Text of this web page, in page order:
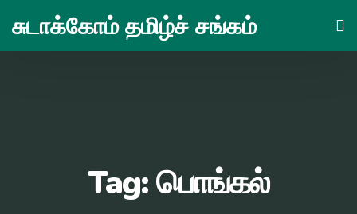
சுடாக்கோம் தமிழ்ச் சங்கம்
Tag:பொங்கல்